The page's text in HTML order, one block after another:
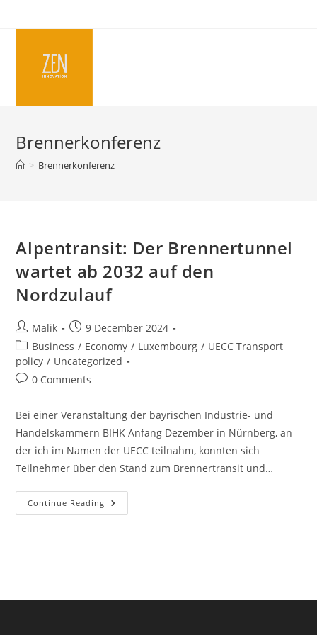
Brennerkonferenz
> Brennerkonferenz
Alpentransit: Der Brennertunnel
wartet ab 2032 auf den
Nordzulauf
Post
author:
Malik
Post
published:
9 December 2024
Post
category:
Business / Economy / Luxembourg / UECC Transport
policy / Uncategorized
Post0 Comments
Bei einer Veranstaltung der bayrischen Industrie- und
Handelskammern BIHK Anfang Dezember in Nürnberg, an
der ich im Namen der UECC teilnahm, konnten sich
Teilnehmer über den Stand zum Brennertransit und…
Continue Reading Alpentransit:
Der